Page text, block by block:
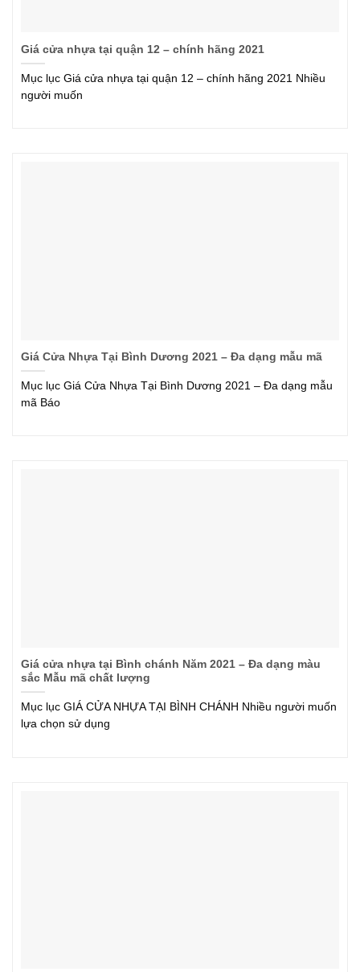
Giá cửa nhựa tại quận 12 – chính hãng 2021
Mục lục Giá cửa nhựa tại quận 12 – chính hãng 2021 Nhiều
người muốn
Giá Cửa Nhựa Tại Bình Dương 2021 – Đa dạng mẫu mã
Mục lục Giá Cửa Nhựa Tại Bình Dương 2021 – Đa dạng mẫu
mã Báo
Giá cửa nhựa tại Bình chánh Năm 2021 – Đa dạng màu
sắc Mẫu mã chất lượng
Mục lục GIÁ CỬA NHỰA TẠI BÌNH CHÁNH Nhiều người muốn
lựa chọn sử dụng